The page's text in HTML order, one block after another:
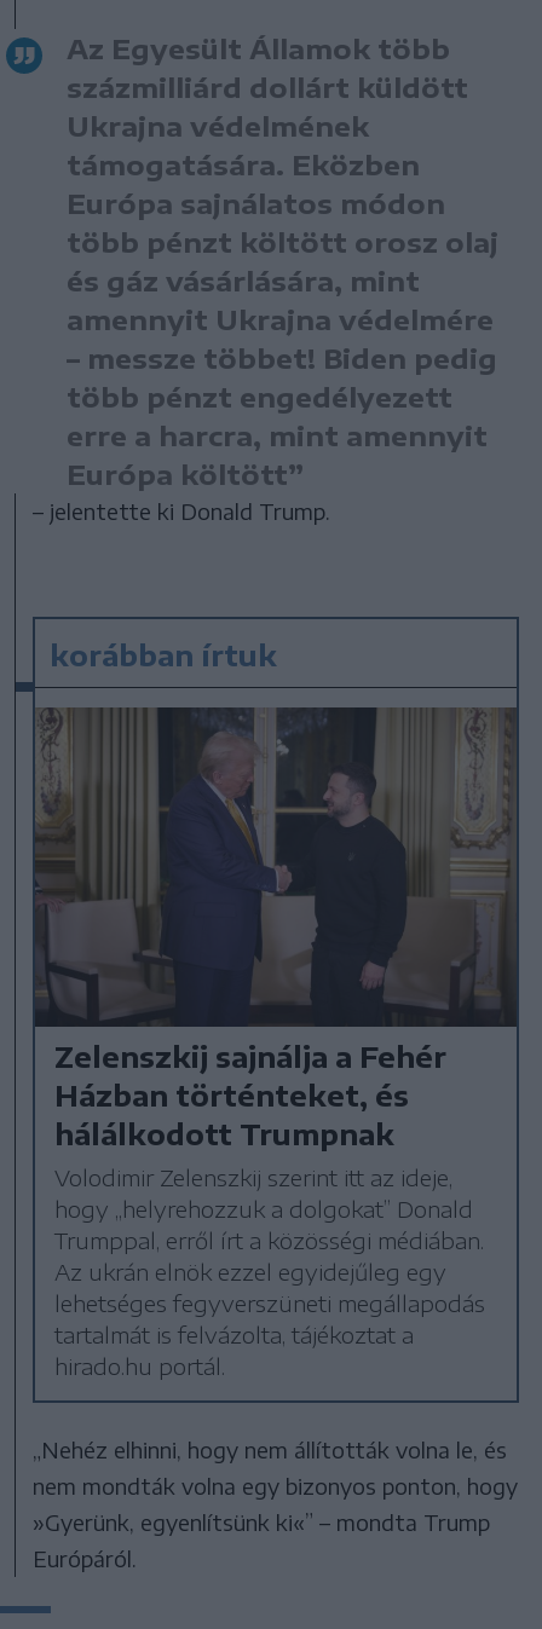
Az Egyesült Államok több
százmilliárd dollárt küldött
Ukrajna védelmének
támogatására. Eközben
Európa sajnálatos módon
több pénzt költött orosz olaj
és gáz vásárlására, mint
amennyit Ukrajna védelmére
– messze többet! Biden pedig
több pénzt engedélyezett
erre a harcra, mint amennyit
Európa költött”
– jelentette ki Donald Trump.
korábban írtuk
Zelenszkij sajnálja a Fehér
Házban történteket, és
hálálkodott Trumpnak
Volodimir Zelenszkij szerint itt az ideje,
hogy „helyrehozzuk a dolgokat” Donald
Trumppal, erről írt a közösségi médiában.
Az ukrán elnök ezzel egyidejűleg egy
lehetséges fegyverszüneti megállapodás
tartalmát is felvázolta, tájékoztat a
hirado.hu portál.
„Nehéz elhinni, hogy nem állították volna le, és
nem mondták volna egy bizonyos ponton, hogy
»Gyerünk, egyenlítsünk ki«” – mondta Trump
Európáról.